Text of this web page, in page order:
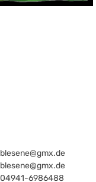
blesene@gmx.de
blesene@gmx.de
04941-6986488